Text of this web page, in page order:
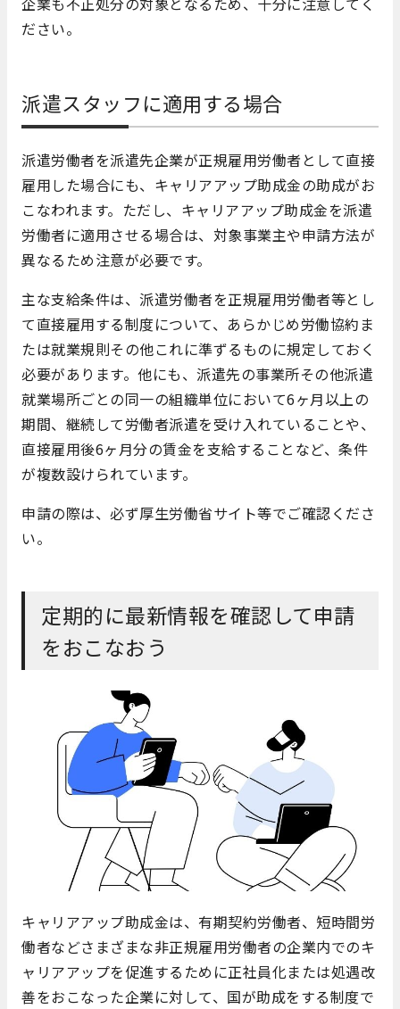
ださい。
派遣スタッフに適用する場合
派遣労働者を派遣先企業が正規雇用労働者として直接
雇用した場合にも、キャリアアップ助成金の助成がお
こなわれます。ただし、キャリアアップ助成金を派遣
労働者に適用させる場合は、対象事業主や申請方法が
異なるため注意が必要です。
主な支給条件は、派遣労働者を正規雇用労働者等とし
て直接雇用する制度について、あらかじめ労働協約ま
たは就業規則その他これに準ずるものに規定しておく
必要があります。他にも、派遣先の事業所その他派遣
就業場所ごとの同一の組織単位において6ヶ月以上の
期間、継続して労働者派遣を受け入れていることや、
直接雇用後6ヶ月分の賃金を支給することなど、条件
が複数設けられています。
申請の際は、必ず厚生労働省サイト等でご確認くださ
い。
定期的に最新情報を確認して申請
をおこなおう
キャリアアップ助成金は、有期契約労働者、短時間労
働者などさまざまな非正規雇用労働者の企業内でのキ
ャリアアップを促進するために正社員化または処遇改
善をおこなった企業に対して、国が助成をする制度で